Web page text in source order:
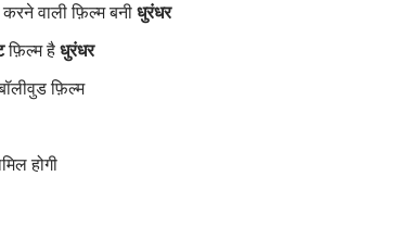
वाली फ़िल्म बनी धुरंधर
फ़िल्म है धुरंधर
फ़िल्म
होगी